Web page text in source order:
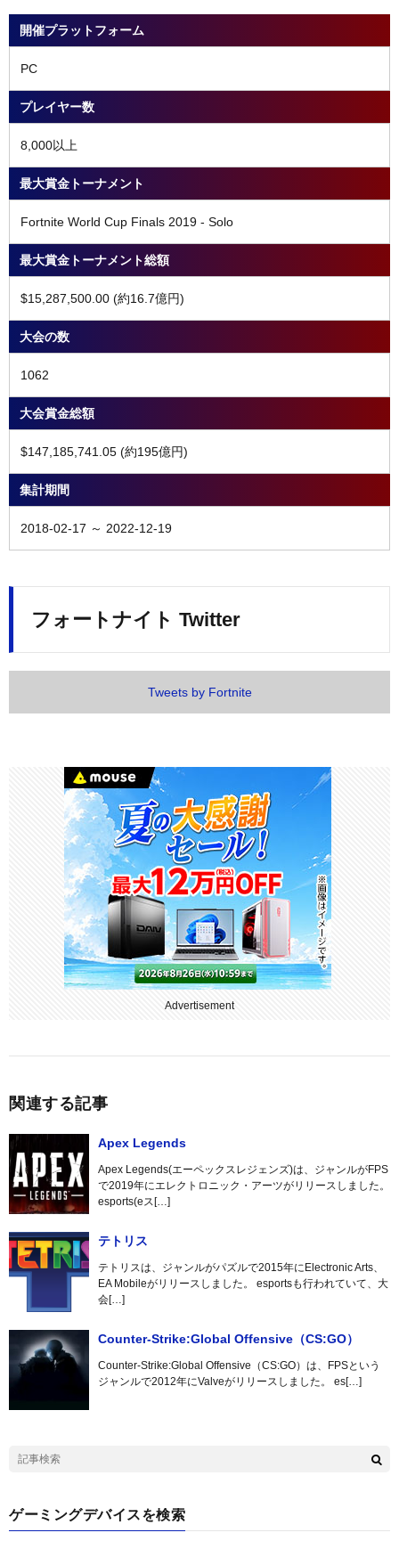
開催プラットフォーム
PC
プレイヤー数
8,000以上
最大賞金トーナメント
Fortnite World Cup Finals 2019 - Solo
最大賞金トーナメント総額
$15,287,500.00 (約16.7億円)
大会の数
1062
大会賞金総額
$147,185,741.05 (約195億円)
集計期間
2018-02-17 ～ 2022-12-19
フォートナイト Twitter
Tweets by Fortnite
Advertisement
関連する記事
Apex Legends
Apex Legends(エーペックスレジェンズ)は、ジャンルがFPS
で2019年にエレクトロニック・アーツがリリースしました。
esports(eス[…]
テトリス
テトリスは、ジャンルがパズルで2015年にElectronic Arts、
EA Mobileがリリースしました。 esportsも行われていて、大
会[…]
Counter-Strike:Global Offensive（CS:GO）
Counter-Strike:Global Offensive（CS:GO）は、FPSという
ジャンルで2012年にValveがリリースしました。 es[…]
ゲーミングデバイスを検索